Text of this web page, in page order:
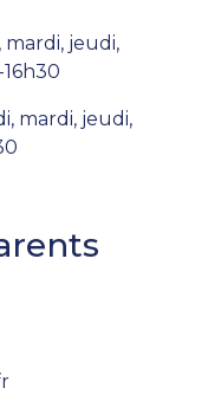
mardi, jeudi,
mardi, jeudi,